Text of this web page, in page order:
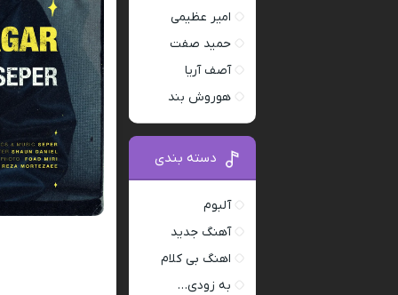
امیر عظیمی
حمید صفت
آصف آریا
هوروش بند
دسته بندی
آلبوم
آهنگ جدید
اهنگ بی کلام
به زودی…